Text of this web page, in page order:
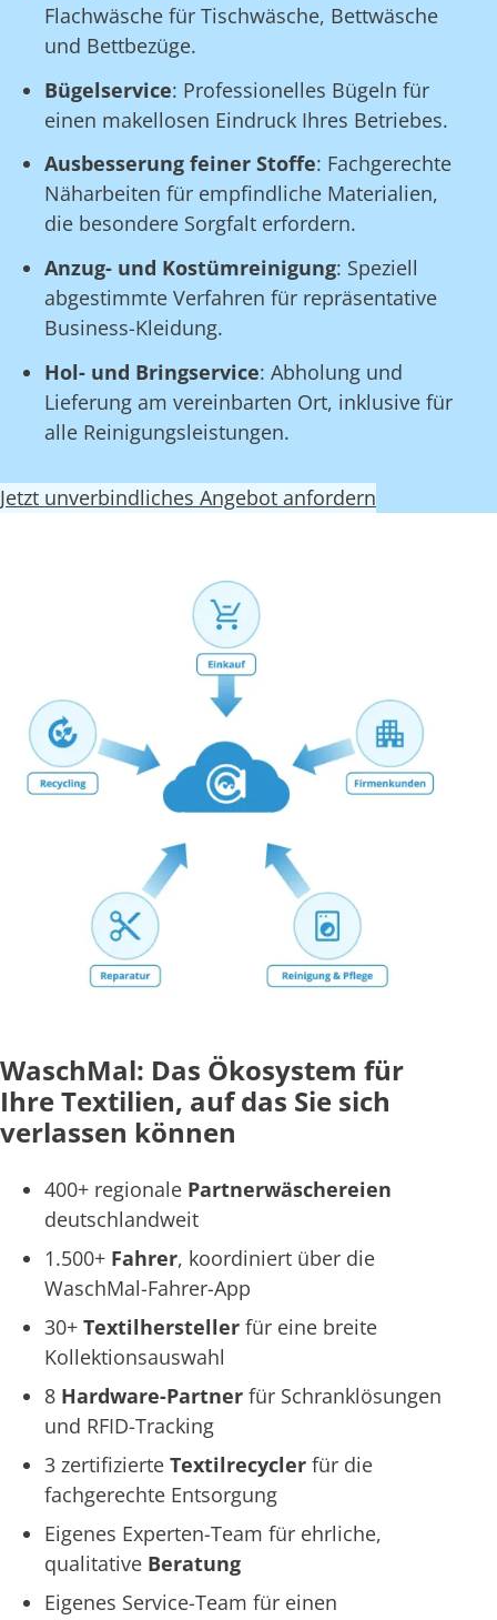
Flachwäsche für Tischwäsche, Bettwäsche
und Bettbezüge.
Bügelservice: Professionelles Bügeln für
einen makellosen Eindruck Ihres Betriebes.
Ausbesserung feiner Stoffe: Fachgerechte
Näharbeiten für empfindliche Materialien,
die besondere Sorgfalt erfordern.
Anzug- und Kostümreinigung: Speziell
abgestimmte Verfahren für repräsentative
Business-Kleidung.
Hol- und Bringservice: Abholung und
Lieferung am vereinbarten Ort, inklusive für
alle Reinigungsleistungen.
Jetzt unverbindliches Angebot anfordern
WaschMal: Das Ökosystem für
Ihre Textilien, auf das Sie sich
verlassen können
400+ regionale Partnerwäschereien
deutschlandweit
1.500+ Fahrer, koordiniert über die
WaschMal-Fahrer-App
30+ Textilhersteller für eine breite
Kollektionsauswahl
8 Hardware-Partner für Schranklösungen
und RFID-Tracking
3 zertifizierte Textilrecycler für die
fachgerechte Entsorgung
Eigenes Experten-Team für ehrliche,
qualitative Beratung
Eigenes Service-Team für einen